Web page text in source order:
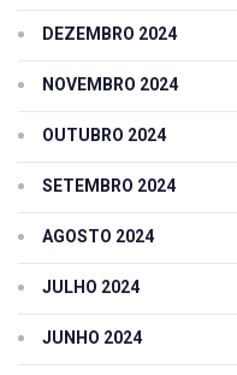
DEZEMBRO 2024
NOVEMBRO 2024
OUTUBRO 2024
SETEMBRO 2024
AGOSTO 2024
JULHO 2024
JUNHO 2024